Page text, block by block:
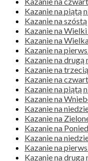
Kazanie na piątą
Kazanie na
Kazanie na
Kazanie na
Kazanie na
Kazanie na
Kazanie na
Kazanie na
Kazanie na piątą
Kazanie na
Kazanie na
Kazanie na
Kazanie na
Kazanie na
Kazanie na
Kazanie na